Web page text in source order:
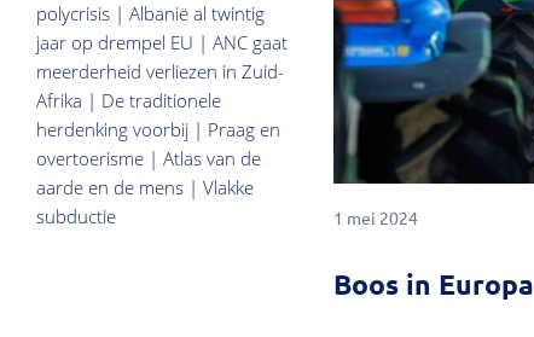
polycrisis | Albanië al twintig
jaar op drempel EU | ANC gaat
meerderheid verliezen in Zuid-
Afrika | De traditionele
herdenking voorbij | Praag en
overtoerisme | Atlas van de
aarde en de mens | Vlakke
subductie
1 mei 2024
Boos in Europa